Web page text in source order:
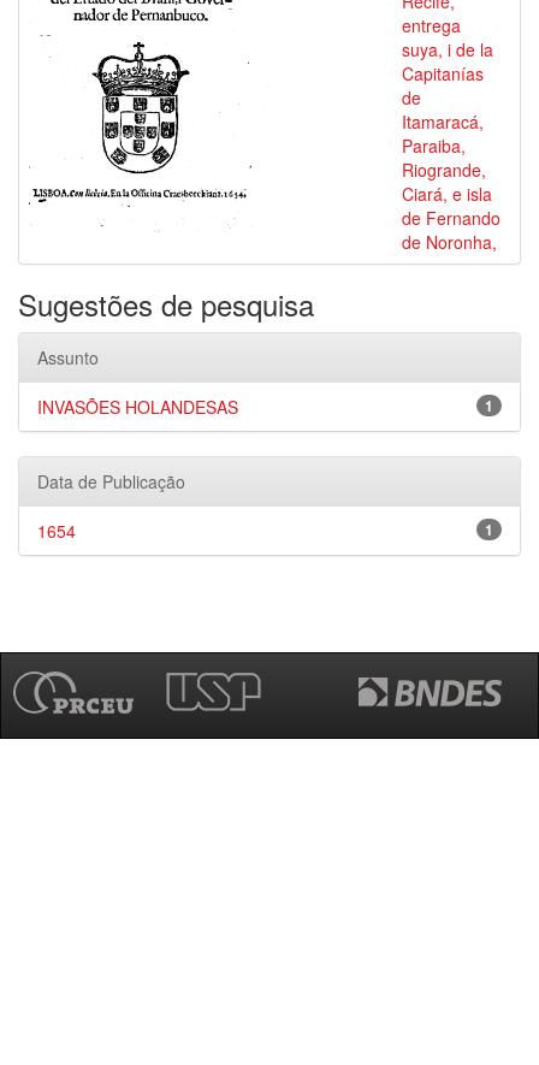
entrega
suya, i de la
Capitanías
de
Itamaracá,
Paraiba,
Riogrande,
Ciará, e isla
de Fernando
de Noronha,
Sugestões de pesquisa
Assunto
1
INVASÕES HOLANDESAS
Data de Publicação
1
1654